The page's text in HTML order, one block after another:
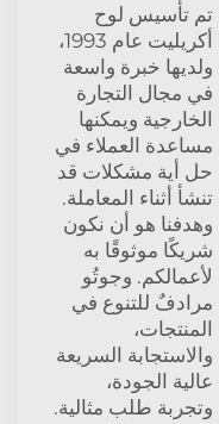
تم تأسيس لوح
أكريليت عام 1993،
ولديها خبرة واسعة
في مجال التجارة
الخارجية ويمكنها
مساعدة العملاء في
حل أية مشكلات قد
تنشأ أثناء المعاملة.
وهدفنا هو أن نكون
شريكًا موثوقًا به
لأعمالكم. وجوتُو
مرادفٌ للتنوع في
المنتجات،
والاستجابة السريعة
عالية الجودة،
وتجربة طلب مثالية.